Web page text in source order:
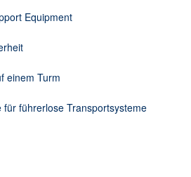
Equipment
einem Turm
führerlose Transportsysteme